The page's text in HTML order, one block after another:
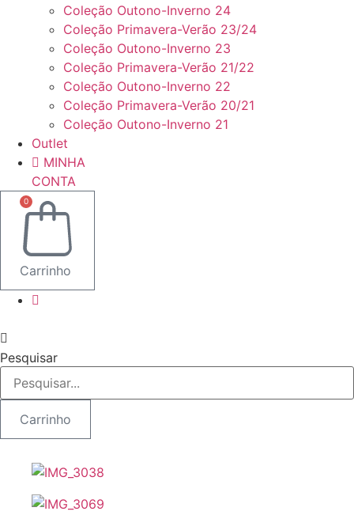
Coleção Outono-Inverno 24
Coleção Primavera-Verão 23/24
Coleção Outono-Inverno 23
Coleção Primavera-Verão 21/22
Coleção Outono-Inverno 22
Coleção Primavera-Verão 20/21
Coleção Outono-Inverno 21
Outlet
MINHA
CONTA
0
Carrinho
Pesquisar
Carrinho